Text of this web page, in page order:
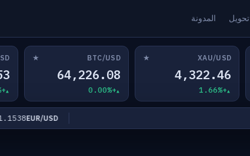
تحويل المدونة
XAU/USD
★
4,322.46
+1.66%
BTC/USD
★
64,226.08
+0.00%
+0.00%
EUR/USD